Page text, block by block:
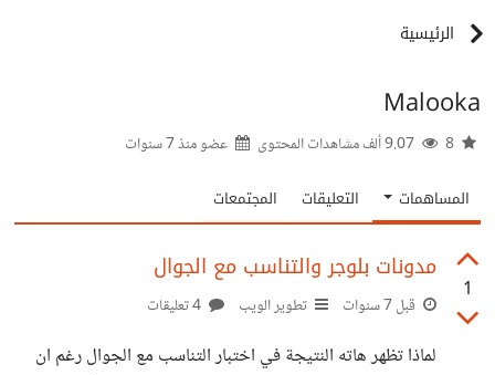
الرئيسية
Malooka
عضو منذ7 سنوات
المساهمات التعليقات المجتمعات
1
مدونات بلوجر والتناسب مع الجوال
قبل 7 سنوات تطوير الويب
لماذا تظهر هاته النتيجة في اختبار التناسب مع الجوال رغم ان